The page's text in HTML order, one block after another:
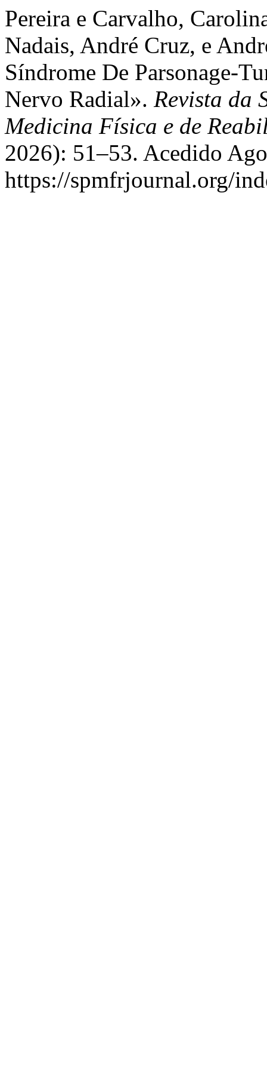
Pereira e Carvalho,
Nadais, André Cruz, e
Síndrome De Parsonage-
Nervo Radial». Revista da
Medicina Física e de
2026): 51–53. Acedido
https://spmfrjournal.org/